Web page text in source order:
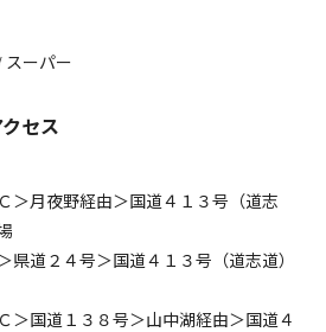
スーパー
セス
＞月夜野経由＞国道４１３号（道志
県道２４号＞国道４１３号（道志道）
＞国道１３８号＞山中湖経由＞国道４